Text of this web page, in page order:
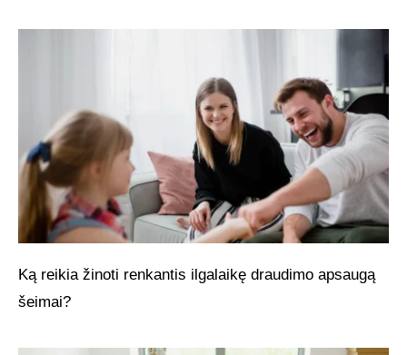
Ką reikia žinoti renkantis ilgalaikę draudimo apsaugą
šeimai?